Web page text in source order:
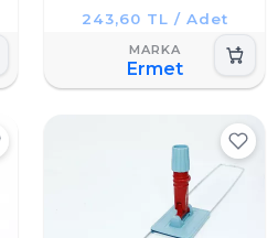
243,60 TL / Adet
Ermet